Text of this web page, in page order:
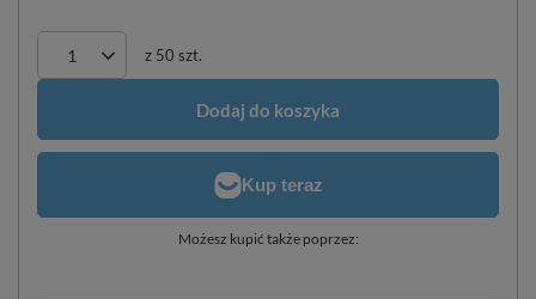
z 50 szt.
Dodaj do koszyka
Możesz kupić także poprzez: